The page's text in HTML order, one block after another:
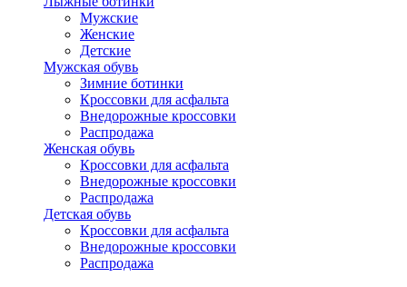
Мужские
Женские
Детские
Мужская обувь
Зимние ботинки
Кроссовки для асфальта
Внедорожные кроссовки
Распродажа
Женская обувь
Кроссовки для асфальта
Внедорожные кроссовки
Распродажа
Детская обувь
Кроссовки для асфальта
Внедорожные кроссовки
Распродажа